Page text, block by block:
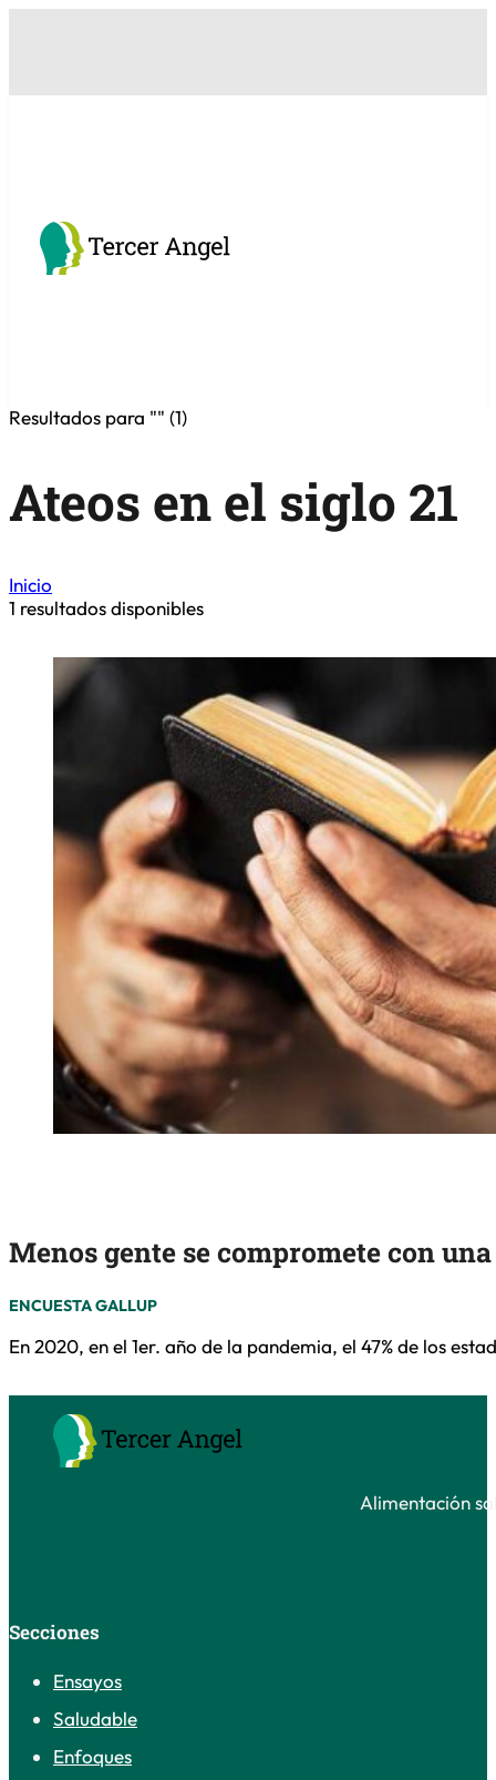
Resultados para "" (1)
Ateos en el siglo 21
Inicio
1 resultados disponibles
Menos gente se compromete con
ENCUESTA GALLUP
En 2020, en el 1er. año de la pandemia, el 47% de los
Alimentación
Secciones
Ensayos
Saludable
Enfoques